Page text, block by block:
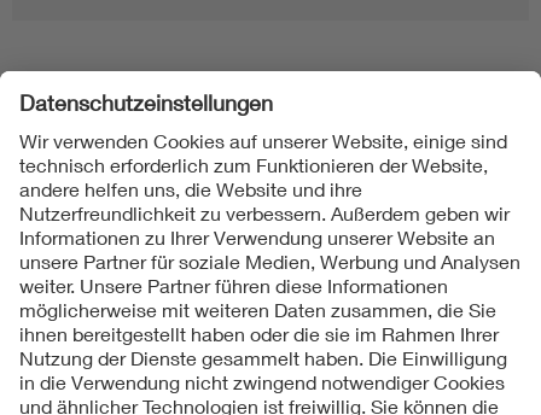
Folgen Sie uns
Kontakt